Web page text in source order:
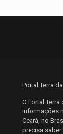
Portal Terra
O Portal
informações
Ceará, no
precisa saber